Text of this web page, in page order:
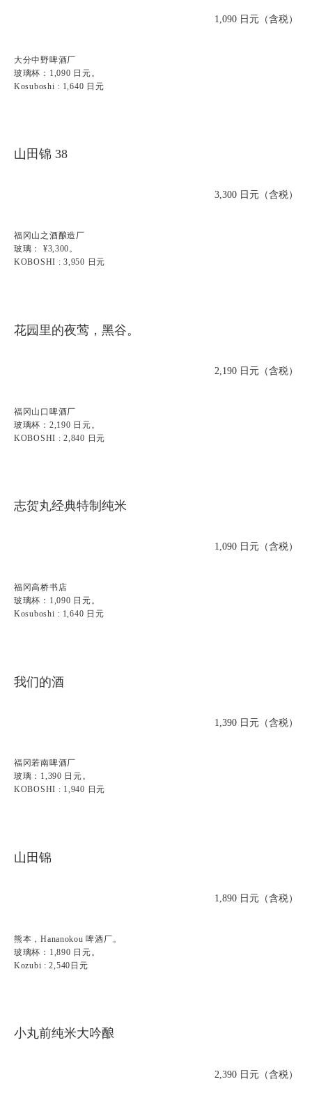
1,090 日元（含税）
大分中野啤酒厂
玻璃杯：1,090 日元。
Kosuboshi : 1,640 日元
山田锦 38
3,300 日元（含税）
福冈山之酒酿造厂
玻璃： ¥3,300。
KOBOSHI : 3,950 日元
花园里的夜莺，黑谷。
2,190 日元（含税）
福冈山口啤酒厂
玻璃杯：2,190 日元。
KOBOSHI : 2,840 日元
志贺丸经典特制纯米
1,090 日元（含税）
福冈高桥书店
玻璃杯：1,090 日元。
Kosuboshi : 1,640 日元
我们的酒
1,390 日元（含税）
福冈若南啤酒厂
玻璃：1,390 日元。
KOBOSHI : 1,940 日元
山田锦
1,890 日元（含税）
熊本，Hananokou 啤酒厂。
玻璃杯：1,890 日元。
Kozubi : 2,540日元
小丸前纯米大吟酿
2,390 日元（含税）